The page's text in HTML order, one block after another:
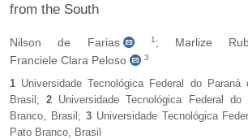
from the South
Nilson de Farias 1 ; Marlize
Franciele Clara Peloso 3
1 Universidade Tecnológica Federal do
Brasil ;2 Universidade Tecnológica Federal
Branco, Brasil ; 3 Universidade Tecnológica
Pato Branco, Brasil